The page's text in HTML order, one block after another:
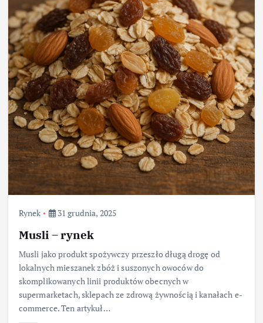
Rynek 31 grudnia, 2025
Musli – rynek
Musli jako produkt spożywczy przeszło długą drogę od
lokalnych mieszanek zbóż i suszonych owoców do
skomplikowanych linii produktów obecnych w
supermarketach, sklepach ze zdrową żywnością i kanałach e-
commerce. Ten artykuł…